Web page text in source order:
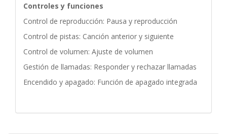
Controles y funciones
Control de reproducción: Pausa y reproducción
Control de pistas: Canción anterior y siguiente
Control de volumen: Ajuste de volumen
Gestión de llamadas: Responder y rechazar llamadas
Encendido y apagado: Función de apagado integrada